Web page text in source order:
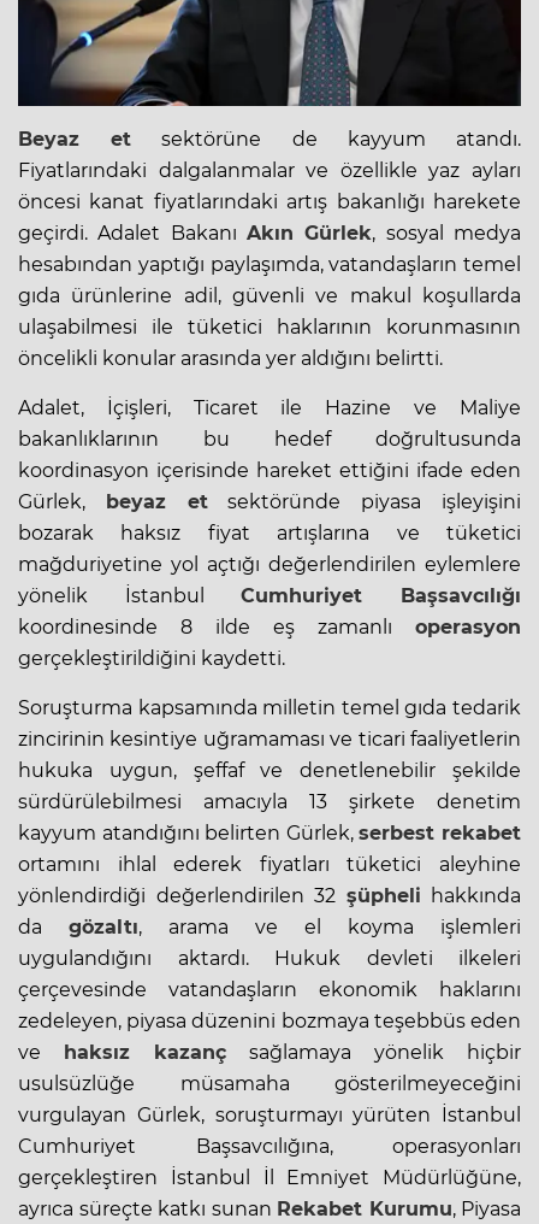
Beyaz et sektörüne de kayyum atandı.
Fiyatlarındaki dalgalanmalar ve özellikle yaz ayları
öncesi kanat fiyatlarındaki artış bakanlığı harekete
geçirdi. Adalet Bakanı Akın Gürlek, sosyal medya
hesabından yaptığı paylaşımda, vatandaşların temel
gıda ürünlerine adil, güvenli ve makul koşullarda
ulaşabilmesi ile tüketici haklarının korunmasının
öncelikli konular arasında yer aldığını belirtti.
Adalet, İçişleri, Ticaret ile Hazine ve Maliye
bakanlıklarının bu hedef doğrultusunda
koordinasyon içerisinde hareket ettiğini ifade eden
Gürlek, beyaz etsektöründe piyasa işleyişini
bozarak haksız fiyat artışlarına ve tüketici
mağduriyetine yol açtığı değerlendirilen eylemlere
yönelik İstanbulCumhuriyet Başsavcılığı
koordinesinde 8 ilde eş zamanlı operasyon
gerçekleştirildiğini kaydetti.
Soruşturma kapsamında milletin temel gıda tedarik
zincirinin kesintiye uğramaması ve ticari faaliyetlerin
hukuka uygun, şeffaf ve denetlenebilir şekilde
sürdürülebilmesi amacıyla 13 şirkete denetim
kayyum atandığını belirten Gürlek,serbest rekabet
ortamını ihlal ederek fiyatları tüketici aleyhine
yönlendirdiği değerlendirilen 32 şüpheli hakkında
da gözaltı, arama ve el koyma işlemleri
uygulandığını aktardı. Hukuk devleti ilkeleri
çerçevesinde vatandaşların ekonomik haklarını
zedeleyen, piyasa düzenini bozmaya teşebbüs eden
ve haksız kazanç sağlamaya yönelik hiçbir
usulsüzlüğe müsamaha gösterilmeyeceğini
vurgulayan Gürlek, soruşturmayı yürüten İstanbul
Cumhuriyet Başsavcılığına, operasyonları
gerçekleştiren İstanbul İl Emniyet Müdürlüğüne,
ayrıca süreçte katkı sunan Rekabet Kurumu, Piyasa